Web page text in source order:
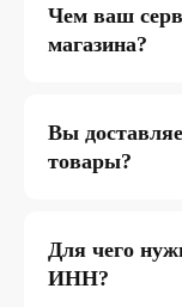
Чем ваш
магазина?
Вы
товары?
Для чего
ИНН?